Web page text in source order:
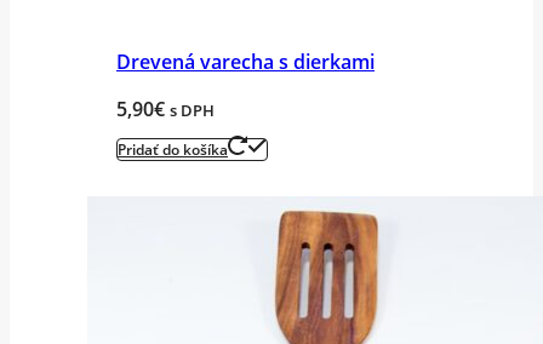
Drevená varecha s dierkami
5,90€ s DPH
Pridať do košíka